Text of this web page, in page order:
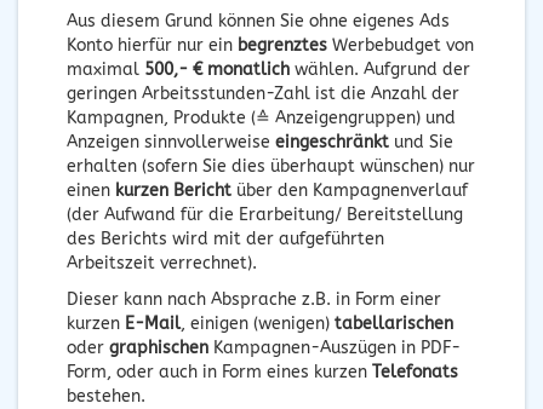
Aus diesem Grund können Sie ohne eigenes Ads
Konto hierfür nur ein begrenztes Werbebudget von
maximal 500,- € monatlich wählen. Aufgrund der
geringen Arbeitsstunden-Zahl ist die Anzahl der
Kampagnen, Produkte (≙ Anzeigengruppen) und
Anzeigen sinnvollerweise eingeschränkt und Sie
erhalten (sofern Sie dies überhaupt wünschen) nur
einen kurzen Bericht über den Kampagnenverlauf
(der Aufwand für die Erarbeitung/ Bereitstellung
des Berichts wird mit der aufgeführten
Arbeitszeit verrechnet).
Dieser kann nach Absprache z.B. in Form einer
kurzen E-Mail, einigen (wenigen) tabellarischen
oder graphischen Kampagnen-Auszügen in PDF-
Form, oder auch in Form eines kurzen Telefonats
bestehen.